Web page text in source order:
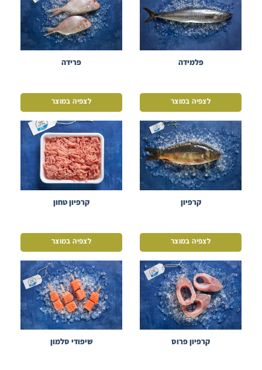
פלמידה
לצפיה במוצר
פרידה
לצפיה במוצר
קרפיון
לצפיה במוצר
קרפיון טחון
לצפיה במוצר
קרפיון פרוס שיפודי סלמון